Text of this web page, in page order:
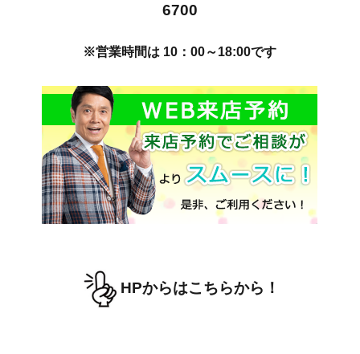
6700
※営業時間は 10：00～18:00です
HPからはこちらから！